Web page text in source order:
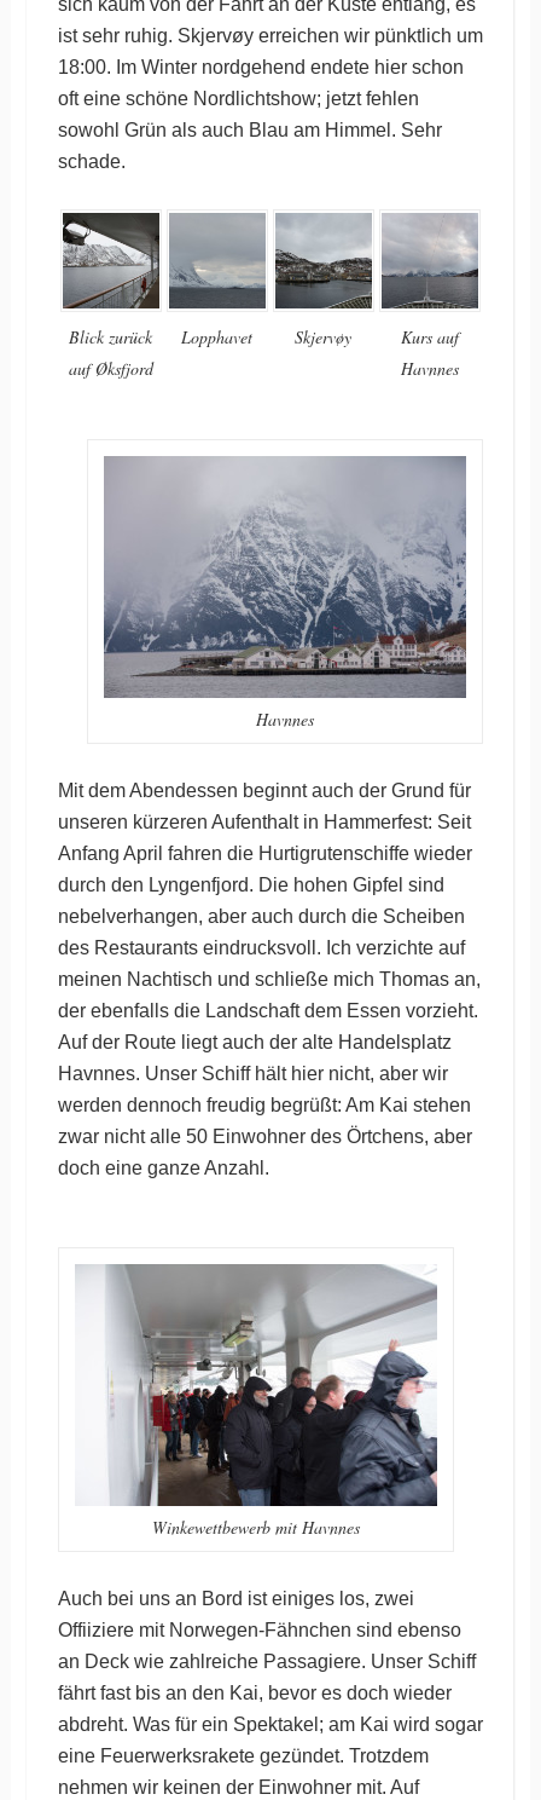
sich kaum von der Fahrt an der Küste entlang, es
ist sehr ruhig. Skjervøy erreichen wir pünktlich um
18:00. Im Winter nordgehend endete hier schon
oft eine schöne Nordlichtshow; jetzt fehlen
sowohl Grün als auch Blau am Himmel. Sehr
schade.
Blick zurück
auf Øksfjord
Lopphavet Skjervøy
Kurs auf
Havnnes
Havnnes
Mit dem Abendessen beginnt auch der Grund für
unseren kürzeren Aufenthalt in Hammerfest: Seit
Anfang April fahren die Hurtigrutenschiffe wieder
durch den Lyngenfjord. Die hohen Gipfel sind
nebelverhangen, aber auch durch die Scheiben
des Restaurants eindrucksvoll. Ich verzichte auf
meinen Nachtisch und schließe mich Thomas an,
der ebenfalls die Landschaft dem Essen vorzieht.
Auf der Route liegt auch der alte Handelsplatz
Havnnes. Unser Schiff hält hier nicht, aber wir
werden dennoch freudig begrüßt: Am Kai stehen
zwar nicht alle 50 Einwohner des Örtchens, aber
doch eine ganze Anzahl.
Winkewettbewerb mit Havnnes
Auch bei uns an Bord ist einiges los, zwei
Offiiziere mit Norwegen-Fähnchen sind ebenso
an Deck wie zahlreiche Passagiere. Unser Schiff
fährt fast bis an den Kai, bevor es doch wieder
abdreht. Was für ein Spektakel; am Kai wird sogar
eine Feuerwerksrakete gezündet. Trotzdem
nehmen wir keinen der Einwohner mit. Auf